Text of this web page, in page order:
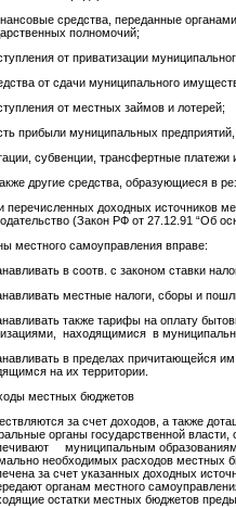
средства, переданные
полномочий;
от приватизации
от сдачи муниципального
от местных займов и лотерей;
прибыли муниципальных
субвенции, трансфертные
другие средства, образующиеся в
перечисленных доходных источников
(Закон РФ от 27.12.91 “Об
местного самоуправления вправе:
в соотв. с законом ставки
местные налоги, сборы и
также тарифы на оплату
находящимися в
в пределах причитающейся
на их территории.
местных бюджетов
за счет доходов, а также
органы государственной
муниципальным
необходимых расходов местных
за счет указанных доходных
органам местного
остатки местных бюджетов